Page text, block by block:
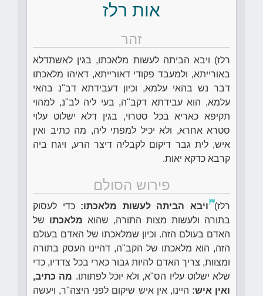
אות רלז
זהר
רלז) ויבא הביתה לעשות מלאכתו, בגין לאשתדלא
באורייתא, ולמעבד פקודי דאורייתא, דאיהו מלאכתו
דבר נש בהאי עלמא, וכיון דעבידתא דב"נ בהאי
עלמא, הוא עבידתא דקב"ה, בעי ליה לב"נ, למהוי
תקיפא כאריא בכל סטרוי, בגין דלא ישלוט עלוי
סטרא אחרא, ולא יכיל למפתי ליה, מה כתיב ואין
איש, לית גבר דיקום לקבליה דיצר הרע, ויגח ביה
קרבא כדקא יאות.
פירוש הסולם
רלז)ויבא הביתה לעשות מלאכתו: כדי לעסוק
בתורה ולעשות מצות התורה, שהוא מלאכתו של
האדם בעולם הזה. וכיון שמלאכתו של האדם בעולם
הזה, הוא מלאכתו של הקב"ה, דהיינו העסק בתורה
ומצוות, צריך האדם להיות גבור כארי בכל צדדיו, כדי
שלא ישלוט עליו הס"א, ולא יוכל לפתותו. מה כתיב,
ואין איש: היינו, אין איש שיקום לפני היצה"ר, ויעשה